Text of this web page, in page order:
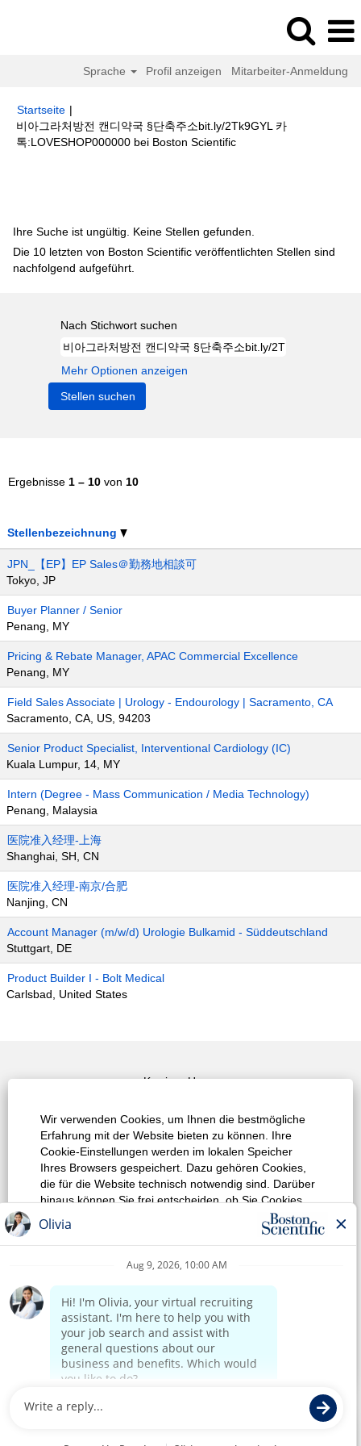
Wir verwenden Cookies, um Ihnen die bestmögliche
Erfahrung mit der Website bieten zu können. Ihre
Cookie-Einstellungen werden im lokalen Speicher
Ihres Browsers gespeichert. Dazu gehören Cookies,
die für die Website technisch notwendig sind. Darüber
hinaus können Sie frei entscheiden, ob Sie Cookies
akzeptieren, und dies jederzeit ändern. Sie können
auch Cookies zur Verbesserung der Website-Leistung
sowie Cookies zum Anzeigen von Inhalten, die auf Ihre
Interessen zugeschnitten sind, ablehnen. Wenn Sie
Auswirkungen auf Ihre Erfahrung auf der Site und die
von uns angebotenen Services haben.
Cookie-Einstellungen ändern
Alle Cookies ablehnen
Sprache Profil anzeigen Mitarbeiter-Anmeldung
Startseite |
비아그라처방전 캔디약국 §단축주소bit.ly/2Tk9GYL 카
톡:LOVESHOP000000 bei Boston Scientific(aktuelle
Ihre Suche ist ungültig. Keine Stellen gefunden.
Die 10 letzten von Boston Scientific veröffentlichten Stellen sind
nachfolgend aufgeführt.
Nach Stichwort suchen
Mehr Optionen anzeigen
Ergebnisse 1 – 10 von 10
Stellenbezeichnung
JPN_【EP】EP Sales＠勤務地相談可
Tokyo, JP
Buyer Planner / Senior
Penang, MY
Pricing & Rebate Manager, APAC Commercial Excellence
Penang, MY
Field Sales Associate | Urology - Endourology | Sacramento, CA
Sacramento, CA, US, 94203
Senior Product Specialist, Interventional Cardiology (IC)
Kuala Lumpur, 14, MY
Intern (Degree - Mass Communication / Media Technology)
Penang, Malaysia
医院准入经理-上海
Shanghai, SH, CN
医院准入经理-南京/合肥
Nanjing, CN
Account Manager (m/w/d) Urologie Bulkamid - Süddeutschland
Stuttgart, DE
Product Builder I - Bolt Medical
Carlsbad, United States
Karriere Home
Top Job Suche
Alle Jobs / Stellen anzeigen
Datenschutzrichtlinie
Urheberrecht
home page
Alle Rechte vorbehalten.